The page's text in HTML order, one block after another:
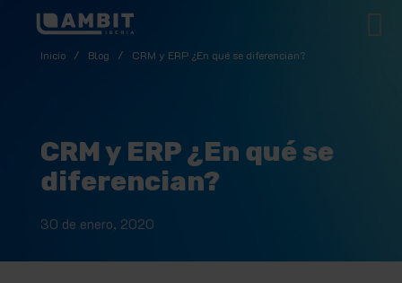
Inicio / Blog / CRM y ERP ¿En qué se diferencian?
CRM y ERP ¿En qué se
diferencian?
30 de enero, 2020